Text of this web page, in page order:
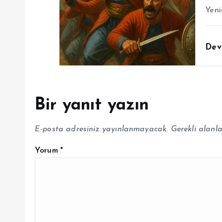
Bir yanıt yazın
E-posta adresiniz yayınlanmayacak. Gerekli
Yorum *